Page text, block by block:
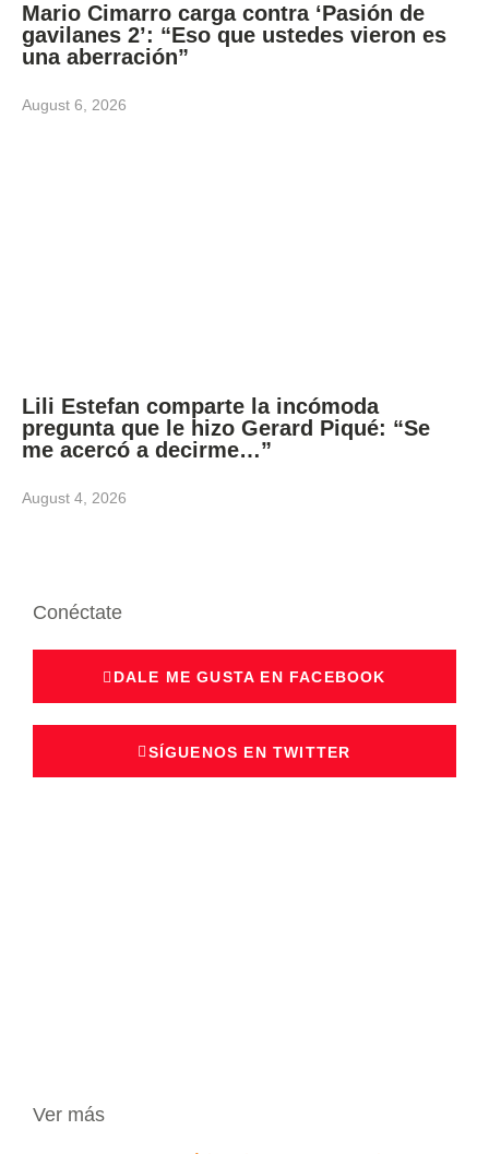
Mario Cimarro carga contra ‘Pasión de
gavilanes 2’: “Eso que ustedes vieron es
una aberración”
August 6, 2026
Lili Estefan comparte la incómoda
pregunta que le hizo Gerard Piqué: “Se
me acercó a decirme…”
August 4, 2026
Conéctate
DALE ME GUSTA EN FACEBOOK
SÍGUENOS EN TWITTER
Ver más